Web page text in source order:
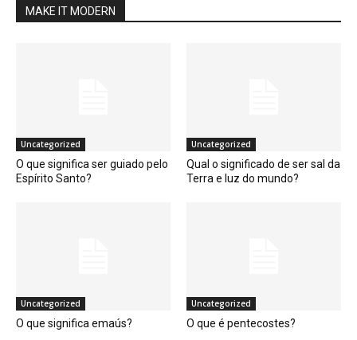
MAKE IT MODERN
Uncategorized
O que significa ser guiado pelo
Espírito Santo?
Uncategorized
Qual o significado de ser sal da
Terra e luz do mundo?
Uncategorized
O que significa emaús?
Uncategorized
O que é pentecostes?